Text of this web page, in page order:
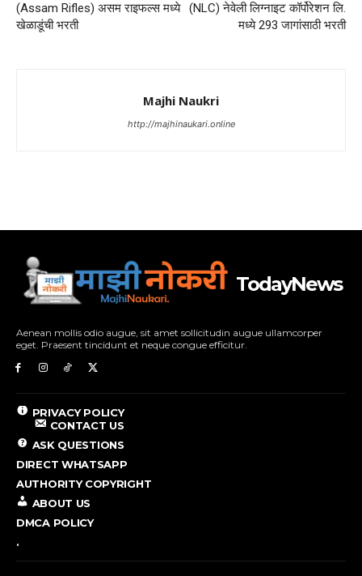
(Assam Rifles) असम राइफल्स मध्ये
खेळाडूंची भरती
(NLC) नेवेली लिग्नाइट कॉर्पोरेशन लि.
मध्ये 293 जागांसाठी भरती
Majhi Naukri
http://majhinaukari.online
TodayNews
Aenean mollis odio augue, sit amet sollicitudin augue ullamcorper
eget. Praesent tincidunt et neque congue efficitur.
PRIVACY POLICY
CONTACT US
ASK QUESTIONS
DIRECT WHATSAPP
AUTHORITY COPYRIGHT
ABOUT US
DMCA POLICY
.